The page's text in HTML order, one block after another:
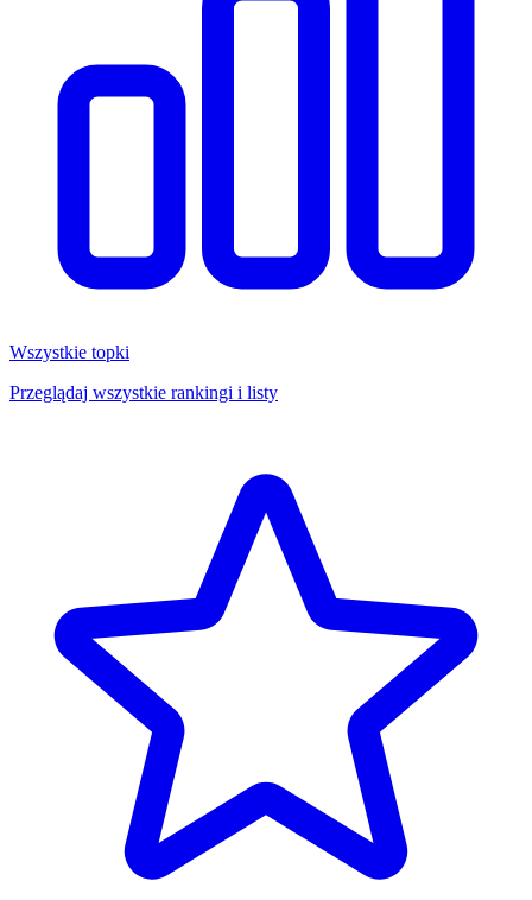
Wszystkie topki
Przeglądaj wszystkie rankingi i listy